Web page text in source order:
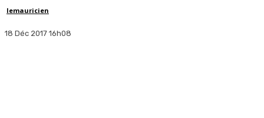
lemauricien
18 Déc 2017 16h08